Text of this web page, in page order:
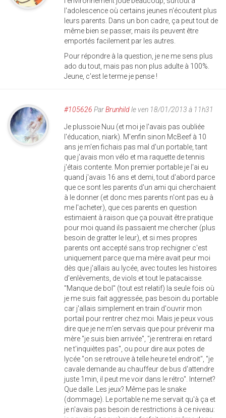
l'adolescence où certains jeunes n'écoutent plus
leurs parents. Dans un bon cadre, ça peut tout de
même bien se passer, mais ils peuvent être
emportés facilement par les autres.
Pour répondre à la question, je ne me sens plus
ado du tout, mais pas non plus adulte à 100%.
Jeune, c'est le terme je pense !
#105626 ParBrunhildle ven 18/01/2013 à 11h31
Je plussoie Nuu (et moi je l'avais pas oubliée
l'éducation, niark). M'enfin sinon McBeef à 10
ans je m'en fichais pas mal d'un portable, tant
que j'avais mon vélo et ma raquette de tennis
j'étais contente. Mon premier portable je l'ai eu
quand j'avais 16 ans et demi, tout d'abord parce
que ce sont les parents d'un ami qui cherchaient
à le donner (et donc mes parents n'ont pas eu à
me l'acheter), que ces parents en question
estimaient à raison que ça pouvait être pratique
pour moi quand ils passaient me chercher (plus
besoin de gratter le leur), et si mes propres
parents ont accepté sans trop rechigner c'est
uniquement parce que ma mère avait peur moi
dès que j'allais au lycée, avec toutes les histoires
d'enlèvements, de viols et tout le patacaisse.
"Manque de bol" (tout est relatif) la seule fois où
je me suis fait aggressée, pas besoin du portable
car j'allais simplement en train d'ouvrir mon
portail pour rentrer chez moi. Mais je peux vous
dire que je ne m'en servais que pour prévenir ma
mère "je suis bien arrivée", "je rentrerai en retard
ne t'inquiètes pas", ou pour dire aux potes de
lycée "on se retrouve à telle heure tel endroit", "je
cavale demande au chauffeur de bus d'attendre
juste 1min, il peut me voir dans le rétro". Internet?
Que dalle. Les jeux? Même pas le snake
(dommage). Le portable ne me servait qu'à ça et
je n'avais pas besoin de restrictions à ce niveau: